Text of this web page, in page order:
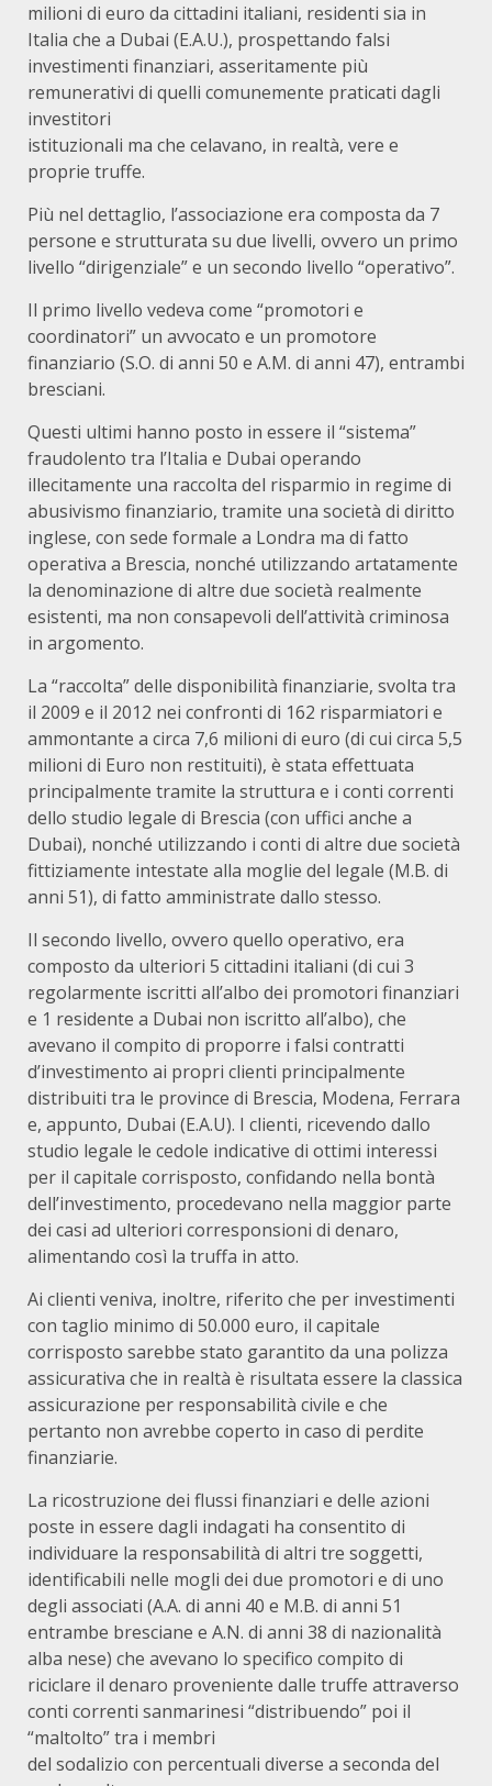
milioni di euro da cittadini italiani, residenti sia in
Italia che a Dubai (E.A.U.), prospettando falsi
investimenti finanziari, asseritamente più
remunerativi di quelli comunemente praticati dagli
investitori
istituzionali ma che celavano, in realtà, vere e
proprie truffe.
Più nel dettaglio, l’associazione era composta da 7
persone e strutturata su due livelli, ovvero un primo
livello “dirigenziale” e un secondo livello “operativo”.
Il primo livello vedeva come “promotori e
coordinatori” un avvocato e un promotore
finanziario (S.O. di anni 50 e A.M. di anni 47), entrambi
bresciani.
Questi ultimi hanno posto in essere il “sistema”
fraudolento tra l’Italia e Dubai operando
illecitamente una raccolta del risparmio in regime di
abusivismo finanziario, tramite una società di diritto
inglese, con sede formale a Londra ma di fatto
operativa a Brescia, nonché utilizzando artatamente
la denominazione di altre due società realmente
esistenti, ma non consapevoli dell’attività criminosa
in argomento.
La “raccolta” delle disponibilità finanziarie, svolta tra
il 2009 e il 2012 nei confronti di 162 risparmiatori e
ammontante a circa 7,6 milioni di euro (di cui circa 5,5
milioni di Euro non restituiti), è stata effettuata
principalmente tramite la struttura e i conti correnti
dello studio legale di Brescia (con uffici anche a
Dubai), nonché utilizzando i conti di altre due società
fittiziamente intestate alla moglie del legale (M.B. di
anni 51), di fatto amministrate dallo stesso.
Il secondo livello, ovvero quello operativo, era
composto da ulteriori 5 cittadini italiani (di cui 3
regolarmente iscritti all’albo dei promotori finanziari
e 1 residente a Dubai non iscritto all’albo), che
avevano il compito di proporre i falsi contratti
d’investimento ai propri clienti principalmente
distribuiti tra le province di Brescia, Modena, Ferrara
e, appunto, Dubai (E.A.U). I clienti, ricevendo dallo
studio legale le cedole indicative di ottimi interessi
per il capitale corrisposto, confidando nella bontà
dell’investimento, procedevano nella maggior parte
dei casi ad ulteriori corresponsioni di denaro,
alimentando così la truffa in atto.
Ai clienti veniva, inoltre, riferito che per investimenti
con taglio minimo di 50.000 euro, il capitale
corrisposto sarebbe stato garantito da una polizza
assicurativa che in realtà è risultata essere la classica
assicurazione per responsabilità civile e che
pertanto non avrebbe coperto in caso di perdite
finanziarie.
La ricostruzione dei flussi finanziari e delle azioni
poste in essere dagli indagati ha consentito di
individuare la responsabilità di altri tre soggetti,
identificabili nelle mogli dei due promotori e di uno
degli associati (A.A. di anni 40 e M.B. di anni 51
entrambe bresciane e A.N. di anni 38 di nazionalità
alba nese) che avevano lo specifico compito di
riciclare il denaro proveniente dalle truffe attraverso
conti correnti sanmarinesi “distribuendo” poi il
“maltolto” tra i membri
del sodalizio con percentuali diverse a seconda del